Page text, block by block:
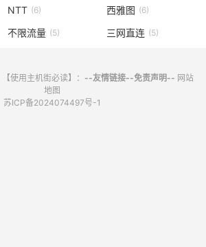
NTT (6) 西雅图 (6)
不限流量 (5) 三网直连 (5)
【使用主机街必读】： --友情链接--免责声明-- 网站
地图
苏ICP备2024074497号-1